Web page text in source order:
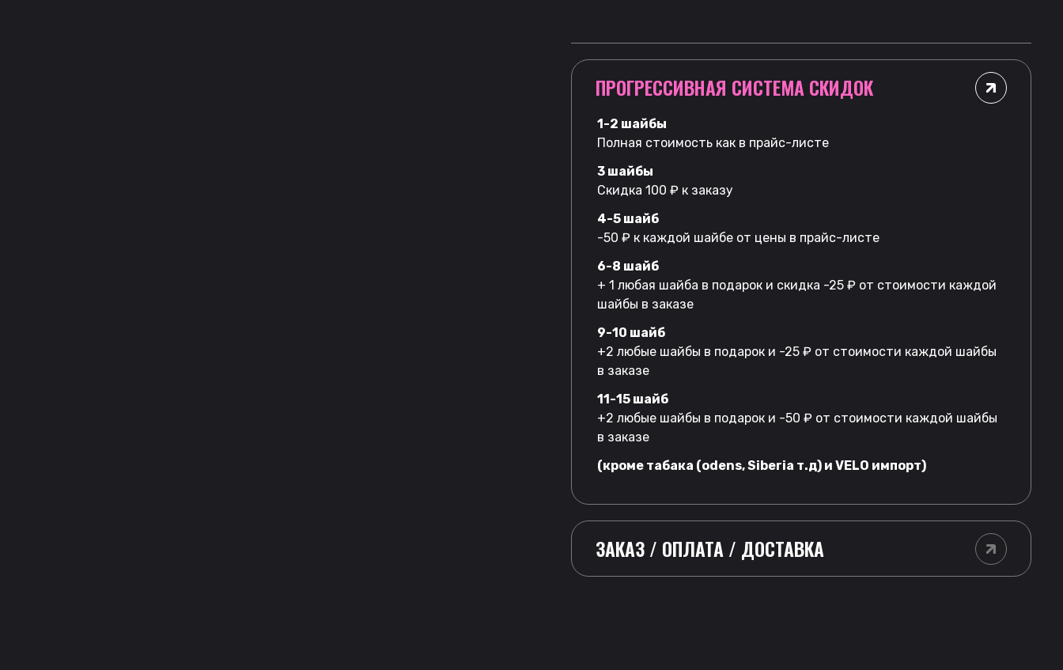
ПРОГРЕССИВНАЯ СИСТЕМА СКИДОК
1-2 шайбы
Полная стоимость как в прайс-листе
3 шайбы
Скидка 100 ₽ к заказу
4-5 шайб
-50 ₽ к каждой шайбе от цены в прайс-листе
6-8 шайб
+ 1 любая шайба в подарок и скидка -25 ₽ от стоимости каждой
шайбы в заказе
9-10 шайб
+2 любые шайбы в подарок и -25 ₽ от стоимости каждой шайбы
в заказе
11-15 шайб
+2 любые шайбы в подарок и -50 ₽ от стоимости каждой шайбы
в заказе
(кроме табака (odens, Siberia т.д) и VELO импорт)
ЗАКАЗ / ОПЛАТА / ДОСТАВКА